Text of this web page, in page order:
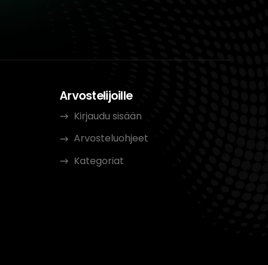
Arvostelijoille
Kirjaudu sisään
Arvosteluohjeet
Kategoriat